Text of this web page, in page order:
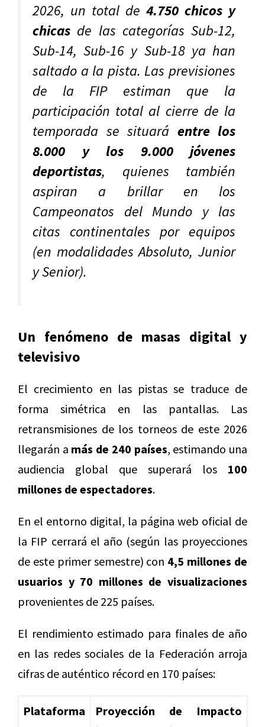
2026, un total de 4.750 chicos y
chicas de las categorías Sub-12,
Sub-14, Sub-16 y Sub-18 ya han
saltado a la pista. Las previsiones
de la FIP estiman que la
participación total al cierre de la
temporada se situará entre los
8.000 y los 9.000 jóvenes
deportistas, quienes también
aspiran a brillar en los
Campeonatos del Mundo y las
citas continentales por equipos
(en modalidades Absoluto, Junior
y Senior).
Un fenómeno de masas digital y
televisivo
El crecimiento en las pistas se traduce de
forma simétrica en las pantallas. Las
retransmisiones de los torneos de este 2026
llegarán a más de 240 países, estimando una
audiencia global que superará los 100
millones de espectadores.
En el entorno digital, la página web oficial de
la FIP cerrará el año (según las proyecciones
de este primer semestre) con 4,5 millones de
usuarios y 70 millones de visualizaciones
provenientes de 225 países.
El rendimiento estimado para finales de año
en las redes sociales de la Federación arroja
cifras de auténtico récord en 170 países:
Plataforma
Proyección de Impacto